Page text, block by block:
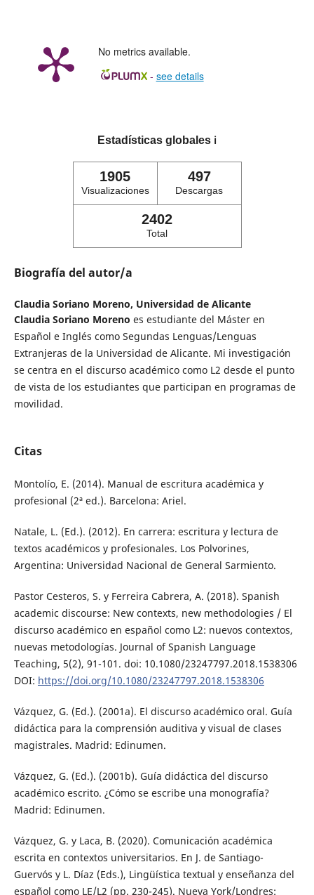
No metrics available.
- see details
Estadísticas globales ℹ️
1905
Visualizaciones
497
Descargas
2402
Total
Biografía del autor/a
Claudia Soriano Moreno, Universidad de Alicante
Claudia Soriano Moreno es estudiante del Máster en
Español e Inglés como Segundas Lenguas/Lenguas
Extranjeras de la Universidad de Alicante. Mi investigación
se centra en el discurso académico como L2 desde el punto
de vista de los estudiantes que participan en programas de
movilidad.
Citas
Montolío, E. (2014). Manual de escritura académica y
profesional (2ª ed.). Barcelona: Ariel.
Natale, L. (Ed.). (2012). En carrera: escritura y lectura de
textos académicos y profesionales. Los Polvorines,
Argentina: Universidad Nacional de General Sarmiento.
Pastor Cesteros, S. y Ferreira Cabrera, A. (2018). Spanish
academic discourse: New contexts, new methodologies / El
discurso académico en español como L2: nuevos contextos,
nuevas metodologías. Journal of Spanish Language
Teaching, 5(2), 91-101. doi: 10.1080/23247797.2018.1538306
DOI: https://doi.org/10.1080/23247797.2018.1538306
Vázquez, G. (Ed.). (2001a). El discurso académico oral. Guía
didáctica para la comprensión auditiva y visual de clases
magistrales. Madrid: Edinumen.
Vázquez, G. (Ed.). (2001b). Guía didáctica del discurso
académico escrito. ¿Cómo se escribe una monografía?
Madrid: Edinumen.
Vázquez, G. y Laca, B. (2020). Comunicación académica
escrita en contextos universitarios. En J. de Santiago-
Guervós y L. Díaz (Eds.), Lingüística textual y enseñanza del
español como LE/L2 (pp. 230-245). Nueva York/Londres: